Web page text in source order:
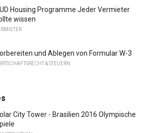
Housing Programme Jeder Vermieter
wissen
und Ablegen von Formular W-3
& STEUERN
City Tower - Brasilien 2016 Olympische